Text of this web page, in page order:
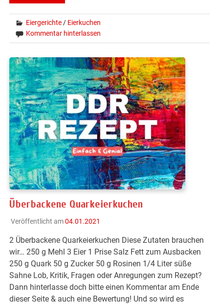
Eiergerichte / Eierkuchen
Kommentar hinterlassen
Überbackene Quarkeierkuchen
Veröffentlicht am04.01.2021
2 Überbackene Quarkeierkuchen Diese Zutaten brauchen
wir… 250 g Mehl 3 Eier 1 Prise Salz Fett zum Ausbacken
250 g Quark 50 g Zucker 50 g Rosinen 1/4 Liter süße
Sahne Lob, Kritik, Fragen oder Anregungen zum Rezept?
Dann hinterlasse doch bitte einen Kommentar am Ende
dieser Seite & auch eine Bewertung! Und so wird es